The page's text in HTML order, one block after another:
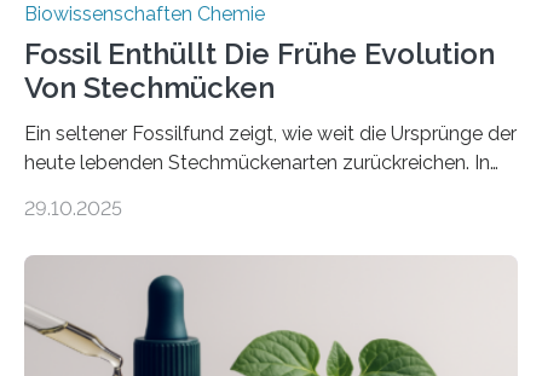
Biowissenschaften Chemie
Fossil Enthüllt Die Frühe Evolution
Von Stechmücken
Ein seltener Fossilfund zeigt, wie weit die Ursprünge der
heute lebenden Stechmückenarten zurückreichen. In
Forschende die bisher älteste bekannte Stechmücken-
Region Kachin in Myanmar und hat sich in
ausgezeichnetem Zustand erhalten. Es konnte als neue
Art einer neuen Gattung beschrieben werden und trägt
nun den Namen Cretosabethes primaevus. Dieser erste
29.10.2025